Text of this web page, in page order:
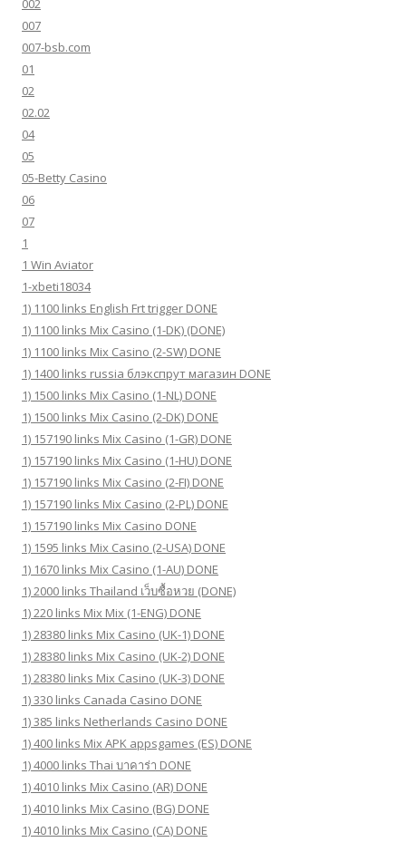
002
007
007-bsb.com
01
02
02.02
04
05
05-Betty Casino
06
07
1
1 Win Aviator
1-xbeti18034
1) 1100 links English Frt trigger DONE
1) 1100 links Mix Casino (1-DK) (DONE)
1) 1100 links Mix Casino (2-SW) DONE
1) 1400 links russia блэкспрут магазин DONE
1) 1500 links Mix Casino (1-NL) DONE
1) 1500 links Mix Casino (2-DK) DONE
1) 157190 links Mix Casino (1-GR) DONE
1) 157190 links Mix Casino (1-HU) DONE
1) 157190 links Mix Casino (2-FI) DONE
1) 157190 links Mix Casino (2-PL) DONE
1) 157190 links Mix Casino DONE
1) 1595 links Mix Casino (2-USA) DONE
1) 1670 links Mix Casino (1-AU) DONE
1) 2000 links Thailand เว็บซื้อหวย (DONE)
1) 220 links Mix Mix (1-ENG) DONE
1) 28380 links Mix Casino (UK-1) DONE
1) 28380 links Mix Casino (UK-2) DONE
1) 28380 links Mix Casino (UK-3) DONE
1) 330 links Canada Casino DONE
1) 385 links Netherlands Casino DONE
1) 400 links Mix APK appsgames (ES) DONE
1) 4000 links Thai บาคาร่า DONE
1) 4010 links Mix Casino (AR) DONE
1) 4010 links Mix Casino (BG) DONE
1) 4010 links Mix Casino (CA) DONE